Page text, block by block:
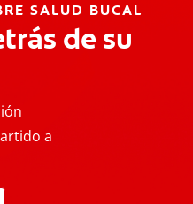
SALUD BUCAL
de su
a